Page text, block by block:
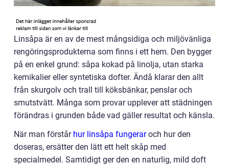
Linsåpa är en av de mest mångsidiga och miljövänliga
rengöringsprodukterna som finns i ett hem. Den bygger
på en enkel grund: såpa kokad på linolja, utan starka
kemikalier eller syntetiska dofter. Ändå klarar den allt
från skurgolv och trall till köksbänkar, penslar och
smutstvätt. Många som provar upplever att städningen
förändras i grunden både vad gäller resultat och känsla.
När man förstår hur linsåpa fungeraroch hur den
doseras, ersätter den lätt ett helt skåp med
specialmedel. Samtidigt ger den en naturlig, mild doft